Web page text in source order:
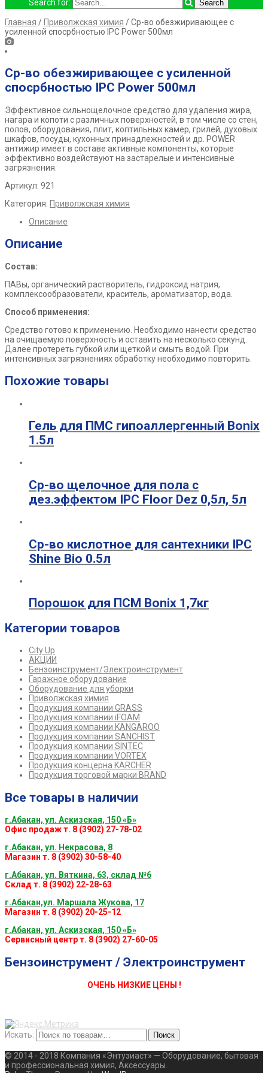
Search for:
Главная / Приволжская химия / Ср-во обезжиривающее с
усиленной спосрбностью IPC Power 500мл
Ср-во обезжиривающее с усиленной
спосрбностью IPC Power 500мл
Эффективное сильнощелочное средство для удаления жира,
нагара и копоти с различных поверхностей, в том числе со стен,
полов, оборудования, плит, коптильных камер, грилей, духовых
шкафов, посуды, кухонных принадлежностей и др. POWER
антижир имеет в составе активные компоненты, которые
эффективно воздействуют на застарелые и интенсивные
загрязнения.
Артикул: 921
Категория: Приволжская химия
Описание
Описание
Состав:
ПАВы, органический растворитель, гидроксид натрия,
комплексообразователи, краситель, ароматизатор, вода.
Способ применения:
Средство готово к применению. Необходимо нанести средство
на очищаемую поверхность и оставить на несколько секунд.
Далее протереть губкой или щеткой и смыть водой. При
интенсивных загрязнениях обработку необходимо повторить.
Похожие товары
Гель для ПМС гипоаллергенный Bonix
1.5л
Ср-во щелочное для пола с
дез.эффектом IPC Floor Dez 0,5л, 5л
Ср-во кислотное для сантехники IPC
Shine Bio 0.5л
Порошок для ПСМ Bonix 1,7кг
Категории товаров
City Up
АКЦИИ
Бензоинструмент/Электроинструмент
Гаражное оборудование
Оборудование для уборки
Приволжская химия
Продукция компании GRASS
Продукция компании iFOAM
Продукция компании KANGAROO
Продукция компании SANCHIST
Продукция компании SINTEC
Продукция компании VORTEX
Продукция концерна KARCHER
Продукция торговой марки BRAND
Все товары в наличии
г.Абакан, ул. Аскизская, 150 «Б»
Офис продаж т. 8 (3902) 27-78-02
г.Абакан, ул. Некрасова, 8
Магазин т. 8 (3902) 30-58-40
г.Абакан, ул. Вяткина, 63, склад №6
Склад т. 8 (3902) 22-28-63
г.Абакан,ул. Маршала Жукова, 17
Магазин т. 8 (3902) 20-25-12
г.Абакан, ул. Аскизская, 150 «Б»
Сервисный центр т. 8 (3902) 27-60-05
Бензоинструмент / Электроинструмент
ОЧЕНЬ НИЗКИЕ ЦЕНЫ !
Искать: Поиск
© 2014 - 2018 Компания «Энтузиаст» — Оборудование, бытовая
и профессиональная химия, Аксессуары.